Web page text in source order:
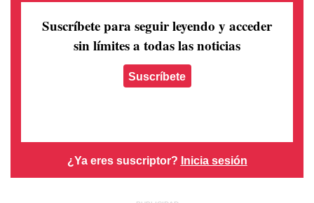
Suscríbete para seguir leyendo y acceder
sin límites a todas las noticias
Suscríbete
¿Ya eres suscriptor? Inicia sesión